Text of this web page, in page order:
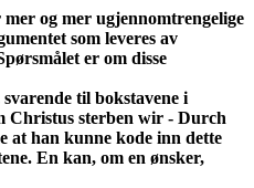
og mer ugjennomtrengelige
som leveres av
er om disse
til bokstavene i
Christus sterben wir - Durch
at han kunne kode inn dette
En kan, om en ønsker,